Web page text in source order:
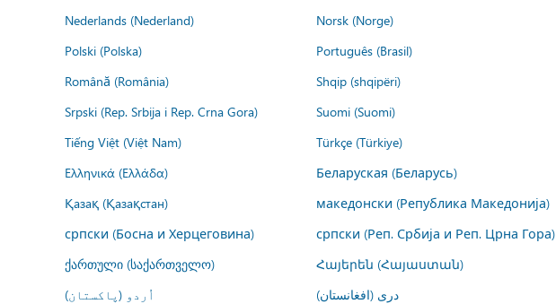
Nederlands (Nederland)
Norsk (Norge)
Polski (Polska)
Português (Brasil)
Română (România)
Shqip (shqipëri)
Srpski (Rep. Srbija i Rep. Crna Gora)
Suomi (Suomi)
Tiếng Việt (Việt Nam)
Türkçe (Türkiye)
Ελληνικά (Ελλάδα)
Беларуская (Беларусь)
Қазақ (Қазақстан)
македонски (Република Македонија)
српски (Босна и Херцеговина)
српски (Реп. Србија и Реп. Црна Гора)
ქართული (საქართველო)
Հայերեն (Հայաստան)
اُردو (پاکستان)
درى (افغانستان)